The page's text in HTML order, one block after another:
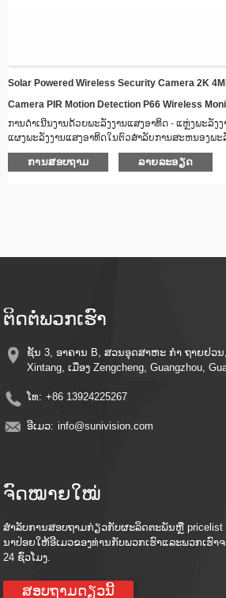
Solar Powered Wireless Security Camera 2K
Camera PIR Motion Detection P66 Wireless
ການດໍາເນີນງານດ້ວຍພະລັງງານແສງອາທິດ - ແຫຼ່ງພະລັ
ແຜງພະລັງງານແສງອາທິດໃນຕົວສໍາລັບການສະຫນອງພ
ການສາຍ.
ການ​ເຊື່ອມ​ຕໍ່​ໄຮ້​ສາຍ - ຢູ່​ຫ່າງ​ໄກ​ສອກ​ຫຼີກ​ໂດຍ​ຜ່ານ WiFi
ການ​ຕິດ​ຕາມ​ຫ່າງ​ໄກ​ສອກ​ຫຼີກ - ເຂົ້າ​ເຖິງ​ອາ​ຫານ​ສົດ​ແລະ​ວິ​
ໂດຍ​ການ​ນໍາ​ໃຊ້​ໂທລະ​ສັບ​ສະ​ຫຼາດ​ຫຼື​ອຸ​ປະ​ກອນ smart ຂອງ​
ເຊື່ອມ​ໂຍງ​ການ​ເກັບ​ຮັກ​ສາ​ຟັງ​ທາງ​ເລືອກ​
ປະ​ສິດ​ທິ​ພາບ​ພະ​ລັງ​ງານ - ໃຊ້​ພະ​ລັງ​ງານ​ຂອງ​ແສງ​ຕາ​ເວັນ​
ການສອບຖາມ ລາຍລະອຽດ
ຕິດຕໍ່ພວກເຮົາ
ຊັ້ນ 3, ອາຄານ B, ສວນອຸດສາຫະ ກຳ ຖາຍຢວ
Xintang, ເມືອງ Zengcheng, Guangzhou,
ໂທ: +86 13924225267
ອີເມວ: info@sunivision.com
ຈົດໝາຍໃໝ່
ສໍາ​ລັບ​ການ​ສອບ​ຖາມ​ກ່ຽວ​ກັບ​ຜະ​ລິດ​ຕະ​ພັນ​ຫຼື pricelist
ນາ​ປ່ອຍ​ໃຫ້​ອີ​ເມວ​ຂອງ​ທ່ານ​ກັບ​ພວກ​ເຮົາ​ແລະ​ພວກ​ເຮົາ​
24 ຊົ່ວ​ໂມງ​.
ສອບຖາມດຽວນີ້